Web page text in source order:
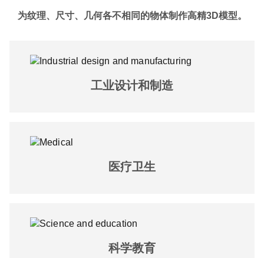
为纹理、尺寸、几何各不相同的物体制作高精3D模型。
工业设计和制造
医疗卫生
科学教育